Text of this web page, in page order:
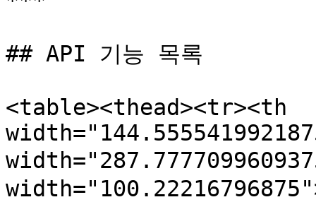
## API 기능 목록
<table><thead><tr><th